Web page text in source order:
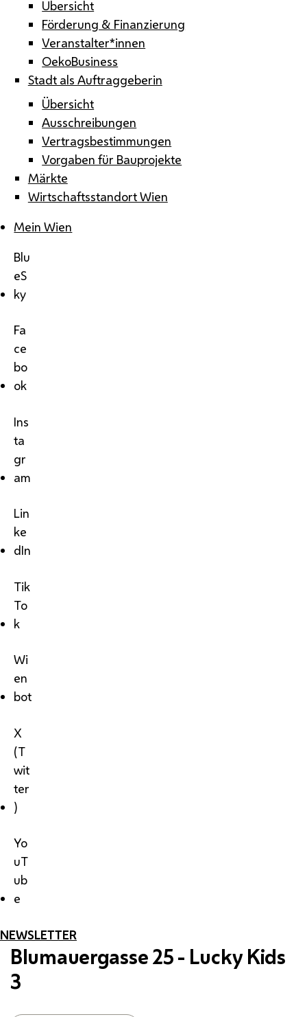
Übersicht
Förderung & Finanzierung
Veranstalter*innen
OekoBusiness
Stadt als Auftraggeberin
Übersicht
Ausschreibungen
Vertragsbestimmungen
Vorgaben für Bauprojekte
Märkte
Wirtschaftsstandort Wien
Mein Wien
Blu
eS
ky
Fa
ce
bo
ok
Ins
ta
gr
am
Lin
ke
dIn
Tik
To
k
Wi
en
bot
X
(T
wit
ter
)
Yo
uT
ub
e
NEWSLETTER
Blumauergasse 25 - Lucky Kids
3